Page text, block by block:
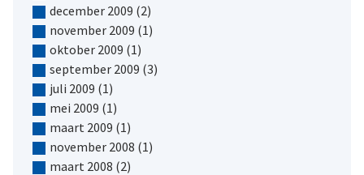
december 2009 (2)
november 2009 (1)
oktober 2009 (1)
september 2009 (3)
juli 2009 (1)
mei 2009 (1)
maart 2009 (1)
november 2008 (1)
maart 2008 (2)